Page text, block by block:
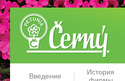
Введение
История